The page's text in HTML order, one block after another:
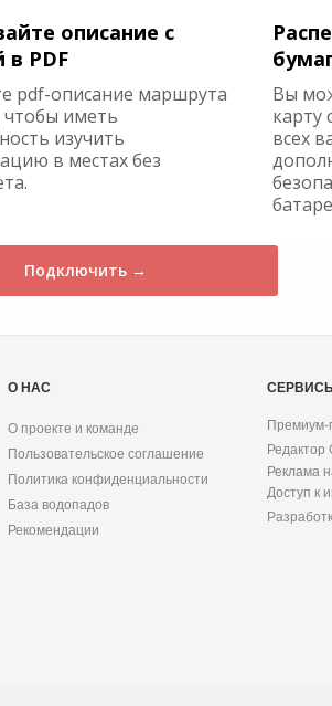
описание с
в PDF
pdf-описание маршрута
чтобы иметь
изучить
в местах без
Вы
карту
всех
Подключить →
О НАС
О проекте и команде
Пользовательское соглашение
Политика конфиденциальности
База водопадов
Рекомендации
Премиум-
Редактор
Реклама
Доступ к